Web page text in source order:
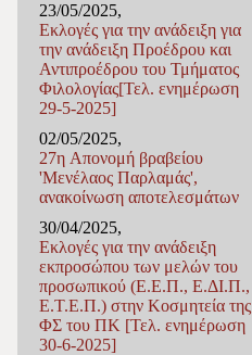
23/05/2025,
Εκλογές για την ανάδειξη για
την ανάδειξη Προέδρου και
Αντιπροέδρου του Τμήματος
Φιλολογίας[Τελ. ενημέρωση
29-5-2025]
02/05/2025,
27η Απονομή βραβείου
'Μενέλαος Παρλαμάς',
ανακοίνωση αποτελεσμάτων
30/04/2025,
Εκλογές για την ανάδειξη
εκπροσώπου των μελών του
προσωπικού (Ε.Ε.Π., Ε.ΔΙ.Π.,
Ε.Τ.Ε.Π.) στην Κοσμητεία της
ΦΣ του ΠΚ [Τελ. ενημέρωση
30-6-2025]